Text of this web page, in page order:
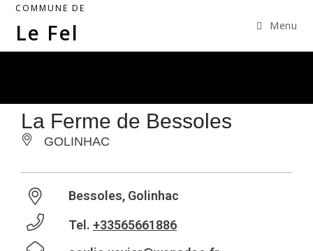
COMMUNE DE
Le Fel Menu
La Ferme de Bessoles
GOLINHAC
Bessoles, Golinhac
Tel. +33565661886